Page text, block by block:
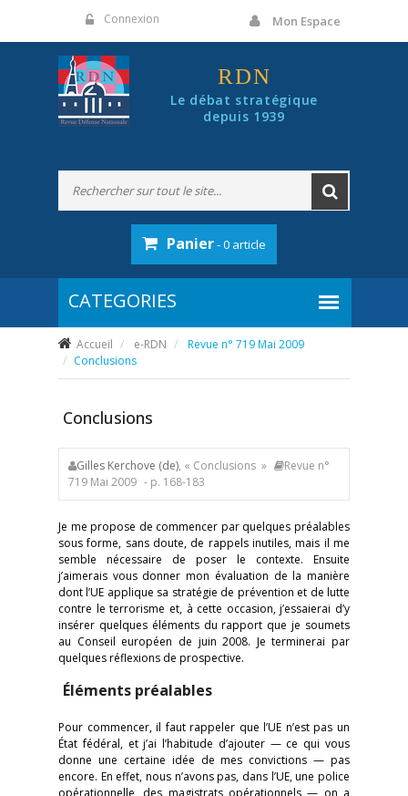
Connexion Mon Espace
RDN
Le débat stratégique
depuis 1939
Panier- 0 article
Accueil e-RDN
Revue n° 719 Mai 2009
Conclusions
Conclusions
Gilles Kerchove (de), « Conclusions »
Revue n°
719 Mai 2009 - p. 168-183
Je me propose de commencer par quelques préalables
sous forme, sans doute, de rappels inutiles, mais il me
semble nécessaire de poser le contexte. Ensuite
j’aimerais vous donner mon évaluation de la manière
dont l’UE applique sa stratégie de prévention et de lutte
contre le terrorisme et, à cette occasion, j’essaierai d’y
insérer quelques éléments du rapport que je soumets
au Conseil européen de juin 2008. Je terminerai par
quelques réflexions de prospective.
Éléments préalables
Pour commencer, il faut rappeler que l’UE n’est pas un
État fédéral, et j’ai l’habitude d’ajouter — ce qui vous
donne une certaine idée de mes convictions — pas
encore. En effet, nous n’avons pas, dans l’UE, une police
opérationnelle, des magistrats opérationnels — on a